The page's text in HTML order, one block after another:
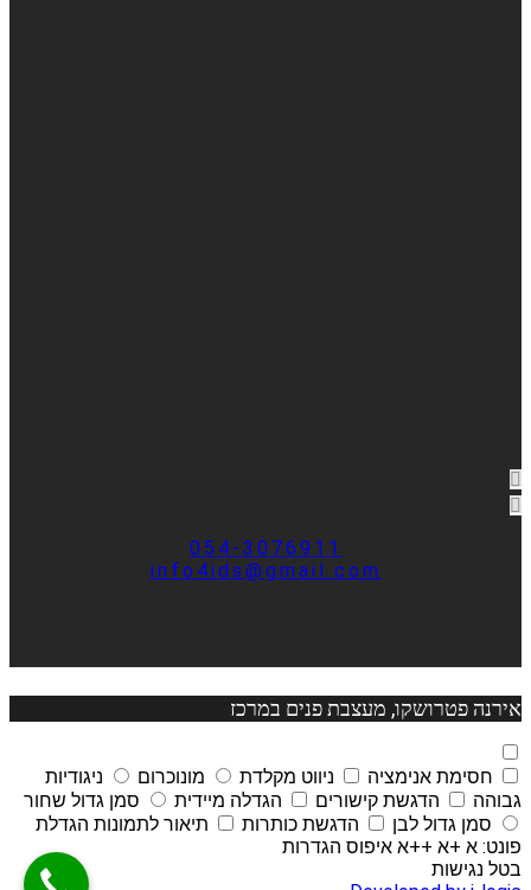
054-3076911
info4ids@gmail.com
אירנה פטרושקו, מעצבת פנים במרכז
חסימת אנימציה ניווט מקלדת מונוכרום
ניגודיות
גבוהה
הדגשת קישורים הגדלה מיידית
סמן גדול שחור
סמן גדול לבן
הדגשת כותרות תיאור לתמונות הגדלת
פונט: א +א ++א איפוס הגדרות
בטל נגישות